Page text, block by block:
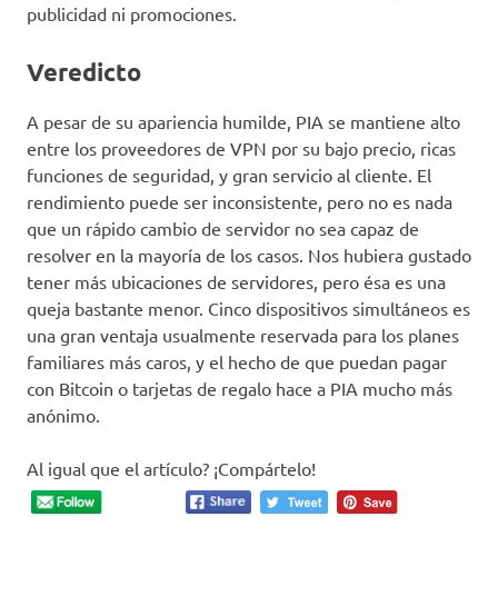
publicidad ni promociones.
Veredicto
A pesar de su apariencia humilde, PIA se mantiene alto
entre los proveedores de VPN por su bajo precio, ricas
funciones de seguridad, y gran servicio al cliente. El
rendimiento puede ser inconsistente, pero no es nada
que un rápido cambio de servidor no sea capaz de
resolver en la mayoría de los casos. Nos hubiera gustado
tener más ubicaciones de servidores, pero ésa es una
queja bastante menor. Cinco dispositivos simultáneos es
una gran ventaja usualmente reservada para los planes
familiares más caros, y el hecho de que puedan pagar
con Bitcoin o tarjetas de regalo hace a PIA mucho más
anónimo.
Al igual que el artículo? ¡Compártelo!